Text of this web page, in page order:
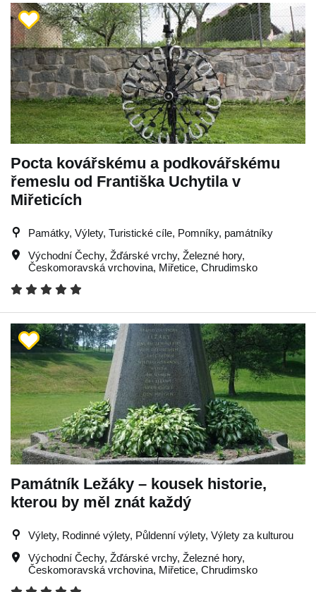
Pocta kovářskému a podkovářskému
řemeslu od Františka Uchytila v
Miřeticích
Památky, Výlety, Turistické cíle, Pomníky, památníky
Východní Čechy, Žďárské vrchy, Železné hory,
Českomoravská vrchovina, Miřetice, Chrudimsko
Památník Ležáky – kousek historie,
kterou by měl znát každý
Výlety, Rodinné výlety, Půldenní výlety, Výlety za kulturou
Východní Čechy, Žďárské vrchy, Železné hory,
Českomoravská vrchovina, Miřetice, Chrudimsko